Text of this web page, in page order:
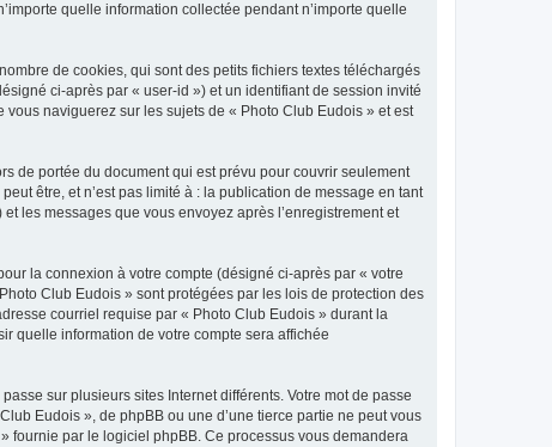
quelle information collectée pendant n’importe quelle
de cookies, qui sont des petits fichiers textes téléchargés
ci-après par « user-id ») et un identifiant de session invité
naviguerez sur les sujets de « Photo Club Eudois » et est
de portée du document qui est prévu pour couvrir seulement
être, et n’est pas limité à : la publication de message en tant
les messages que vous envoyez après l’enregistrement et
la connexion à votre compte (désigné ci-après par « votre
Club Eudois » sont protégées par les lois de protection des
courriel requise par « Photo Club Eudois » durant la
quelle information de votre compte sera affichée
sur plusieurs sites Internet différents. Votre mot de passe
Eudois », de phpBB ou une d’une tierce partie ne peut vous
fournie par le logiciel phpBB. Ce processus vous demandera